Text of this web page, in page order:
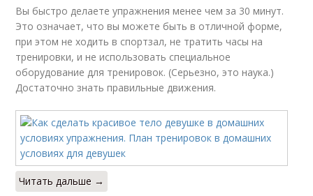
Вы быстро делаете упражнения менее чем за 30 минут.
Это означает, что вы можете быть в отличной форме,
при этом не ходить в спортзал, не тратить часы на
тренировки, и не использовать специальное
оборудование для тренировок. (Серьезно, это наука.)
Достаточно знать правильные движения.
Читать дальше →